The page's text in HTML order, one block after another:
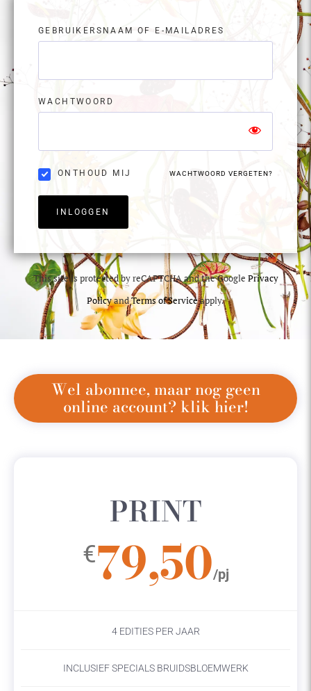
GEBRUIKERSNAAM OF E-MAILADRES
WACHTWOORD
ONTHOUD MIJ WACHTWOORD VERGETEN?
INLOGGEN
This site is protected by reCAPTCHA and the Google Privacy
PolicyandTerms of Serviceapply.
Wel abonnee, maar nog geen
online account? klik hier!
PRINT
€79,50/pj
4 EDITIES PER JAAR
INCLUSIEF SPECIALS BRUIDSBLOEMWERK